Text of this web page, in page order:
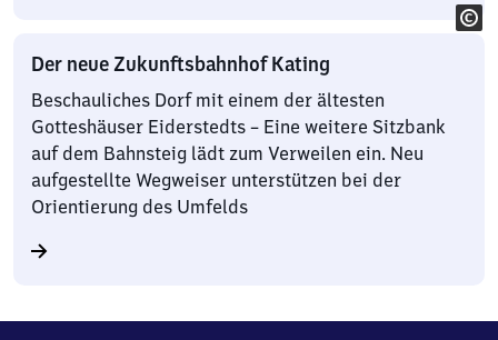
Der neue Zukunftsbahnhof Kating
Beschauliches Dorf mit einem der ältesten
Gotteshäuser Eiderstedts – Eine weitere Sitzbank
auf dem Bahnsteig lädt zum Verweilen ein. Neu
aufgestellte Wegweiser unterstützen bei der
Orientierung des Umfelds